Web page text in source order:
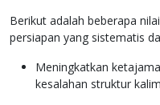
Berikut adalah beberapa
persiapan yang sistematis
Meningkatkan
kesalahan struktur